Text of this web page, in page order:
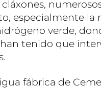
especialmente la
verde,
tenido que
fábrica de